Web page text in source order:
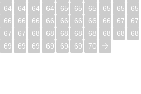
646 647 648 649 650 651 652 653 654
662 663 664 665 666 667 668 669 670
678 679 680 681 682 683 684 685 686
694 695 696 697 698 699 700